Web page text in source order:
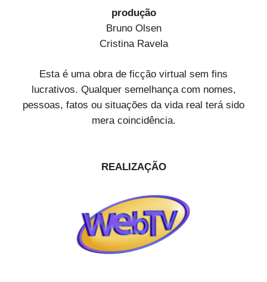
produção
Bruno Olsen
Cristina Ravela
Esta é uma obra de ficção virtual sem fins
lucrativos. Qualquer semelhança com nomes,
pessoas, fatos ou situações da vida real terá sido
mera coincidência.
REALIZAÇÃO